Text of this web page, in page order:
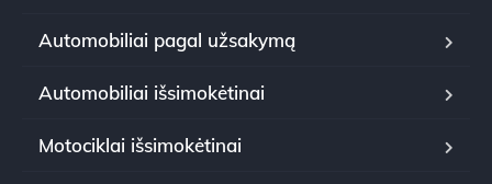
Automobiliai pagal užsakymą
Automobiliai išsimokėtinai
Motociklai išsimokėtinai